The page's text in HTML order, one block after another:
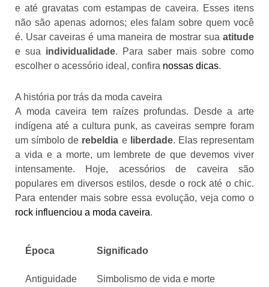
e até gravatas com estampas de caveira. Esses itens
não são apenas adornos; eles falam sobre quem você
é. Usar caveiras é uma maneira de mostrar sua atitude
e sua individualidade. Para saber mais sobre como
escolher o acessório ideal, confira nossas dicas.
A história por trás da moda caveira
A moda caveira tem raízes profundas. Desde a arte
indígena até a cultura punk, as caveiras sempre foram
um símbolo de rebeldia e liberdade. Elas representam
a vida e a morte, um lembrete de que devemos viver
intensamente. Hoje, acessórios de caveira são
populares em diversos estilos, desde o rock até o chic.
Para entender mais sobre essa evolução, veja como o
rock influenciou a moda caveira.
Época Significado
Antiguidade Simbolismo de vida e morte